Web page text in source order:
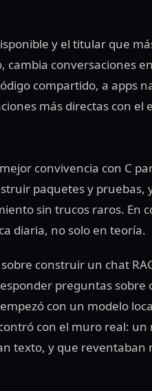
y el titular que
cambia conversaciones
compartido, a apps
más directas con el
convivencia con C
paquetes y pruebas,
sin trucos raros. En
diaria, no solo en teoría.
construir un chat
preguntas sobre
con un modelo
con el muro real: un
texto, y que reventaban